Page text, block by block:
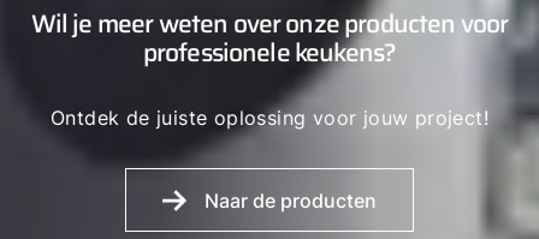
Wil je meer weten over onze producten voor
professionele keukens?
Ontdek de juiste oplossing voor jouw project!
Naar de producten